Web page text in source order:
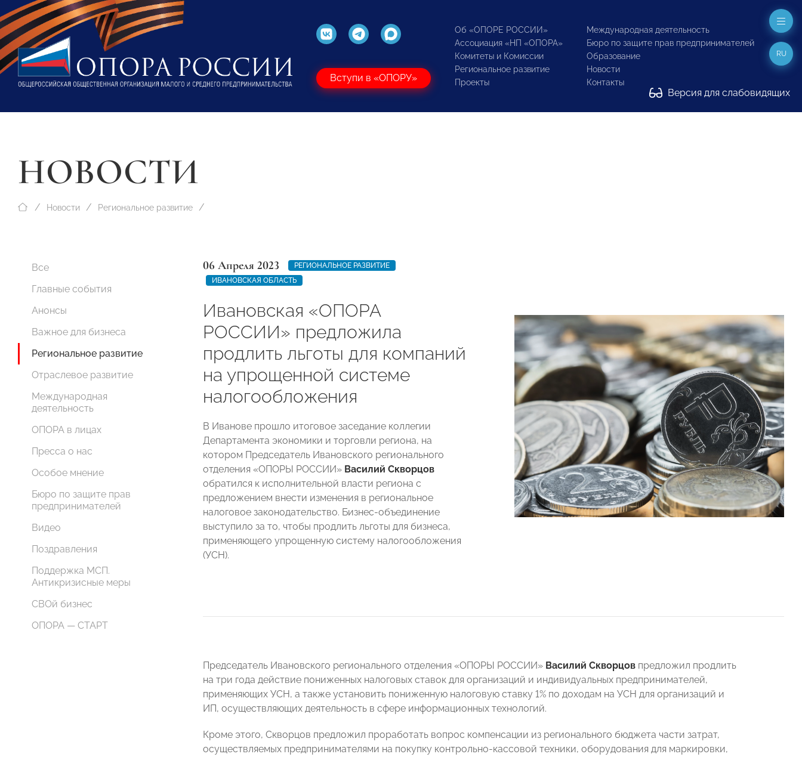
Вступи в «ОПОРУ»
Об «ОПОРЕ РОССИИ»
Ассоциация «НП «ОПОРА»
Комитеты и Комиссии
Региональное развитие
Проекты
Международная деятельность
Бюро по защите прав предпринимателей
Образование
Новости
Контакты
Версия для слабовидящих
RU
НОВОСТИ
Новости Региональное развитие
Все
Главные события
Анонсы
Важное для бизнеса
Региональное развитие
Отраслевое развитие
Международная
деятельность
ОПОРА в лицах
Пресса о нас
Особое мнение
Бюро по защите прав
предпринимателей
Видео
Поздравления
Поддержка МСП.
Антикризисные меры
СВОй бизнес
ОПОРА — СТАРТ
06 Апреля 2023
РЕГИОНАЛЬНОЕ РАЗВИТИЕ
ИВАНОВСКАЯ ОБЛАСТЬ
Ивановская «ОПОРА
РОССИИ» предложила
продлить льготы для компаний
на упрощенной системе
налогообложения
В Иванове прошло итоговое заседание коллегии
Департамента экономики и торговли региона, на
котором Председатель Ивановского регионального
отделения «ОПОРЫ РОССИИ» Василий Скворцов
обратился к исполнительной власти региона с
предложением внести изменения в региональное
налоговое законодательство. Бизнес-объединение
выступило за то, чтобы продлить льготы для бизнеса,
применяющего упрощенную систему налогообложения
(УСН).
Председатель Ивановского регионального отделения «ОПОРЫ РОССИИ» Василий Скворцов предложил продлить
на три года действие пониженных налоговых ставок для организаций и индивидуальных предпринимателей,
применяющих УСН, а также установить пониженную налоговую ставку 1% по доходам на УСН для организаций и
ИП, осуществляющих деятельность в сфере информационных технологий.
Кроме этого, Скворцов предложил проработать вопрос компенсации из регионального бюджета части затрат,
осуществляемых предпринимателями на покупку контрольно-кассовой техники, оборудования для маркировки,